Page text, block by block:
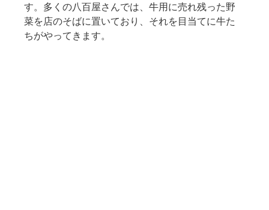
す。多くの八百屋さんでは、牛用に売れ残った野
菜を店のそばに置いており、それを目当てに牛た
ちがやってきます。